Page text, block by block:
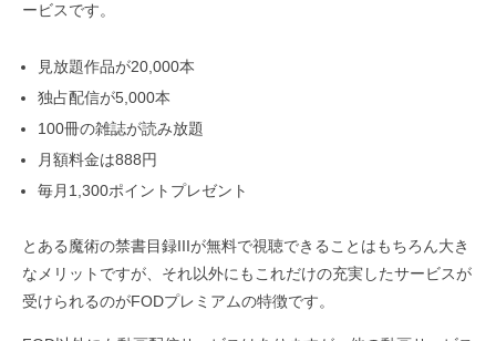
ービスです。
見放題作品が20,000本
独占配信が5,000本
100冊の雑誌が読み放題
月額料金は888円
毎月1,300ポイントプレゼント
とある魔術の禁書目録IIIが無料で視聴できることはもちろん大き
なメリットですが、それ以外にもこれだけの充実したサービスが
受けられるのがFODプレミアムの特徴です。